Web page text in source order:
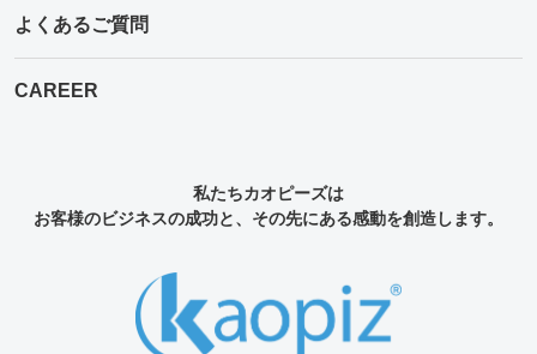
よくあるご質問
CAREER
私たちカオピーズは
お客様のビジネスの成功と、その先にある感動を創造します。